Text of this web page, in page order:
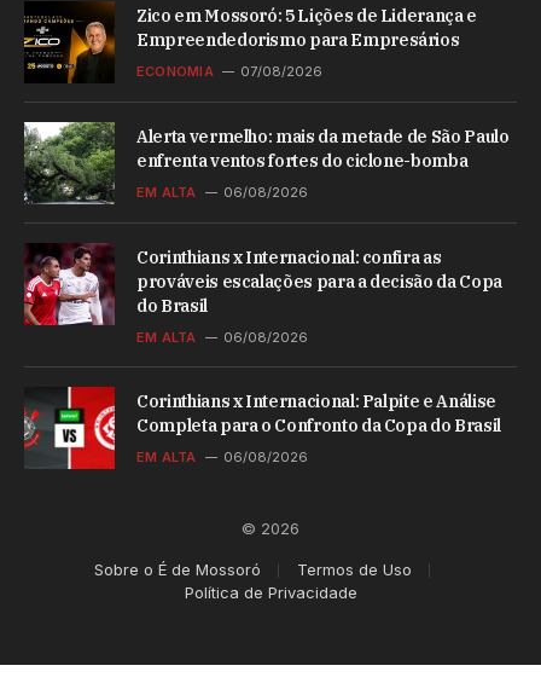
Zico em Mossoró: 5 Lições de Liderança e
Empreendedorismo para Empresários
ECONOMIA 07/08/2026
Alerta vermelho: mais da metade de São Paulo
enfrenta ventos fortes do ciclone-bomba
EM ALTA 06/08/2026
Corinthians x Internacional: confira as
prováveis escalações para a decisão da Copa
do Brasil
EM ALTA 06/08/2026
Corinthians x Internacional: Palpite e Análise
Completa para o Confronto da Copa do Brasil
EM ALTA 06/08/2026
© 2026
Sobre o É de Mossoró
Termos de Uso
Política de Privacidade